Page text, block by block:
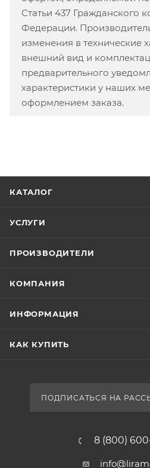
Статьи 437 Гражданского
Федерации.
изменения в технические
внешний вид и
предварительного
характеристики у наших
оформлением заказа.
КАТАЛОГ
УСЛУГИ
ПРОИЗВОДИТЕЛИ
КОМПАНИЯ
ИНФОРМАЦИЯ
КАК КУПИТЬ
ПОДПИСАТЬСЯ НА
8 (800)